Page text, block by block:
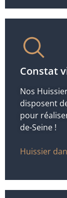
Constat
Nos
disposent
pour
de-Seine !
Huissier